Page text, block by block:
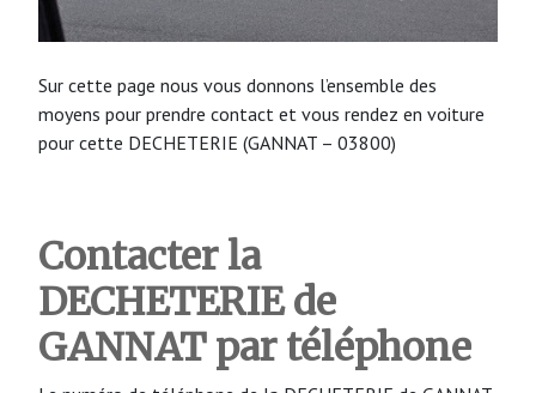
Sur cette page nous vous donnons l’ensemble des
moyens pour prendre contact et vous rendez en voiture
pour cette DECHETERIE (GANNAT – 03800)
Contacter la
DECHETERIE de
GANNAT par téléphone